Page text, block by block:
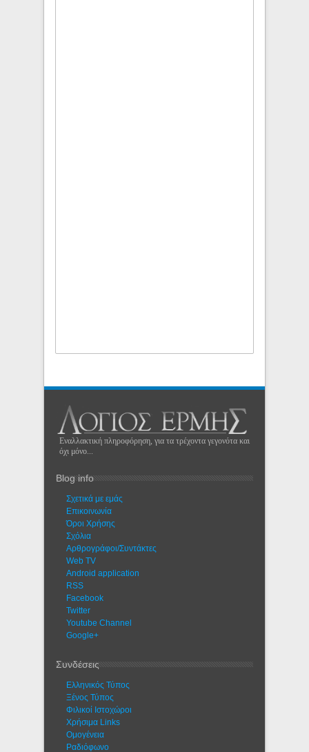
Εναλλακτική πληροφόρηση, για τα τρέχοντα γεγονότα και
όχι μόνο...
Blog info
Σχετικά με εμάς
Eπικοινωνία
Όροι Χρήσης
Σχόλια
Αρθρογράφοι/Συντάκτες
Web TV
Android application
RSS
Facebook
Twitter
Youtube Channel
Google+
Συνδέσεις
Ελληνικός Τύπος
Ξένος Τύπος
Φιλικοί Ιστοχώροι
Χρήσιμα Links
Ομογένεια
Ραδιόφωνο